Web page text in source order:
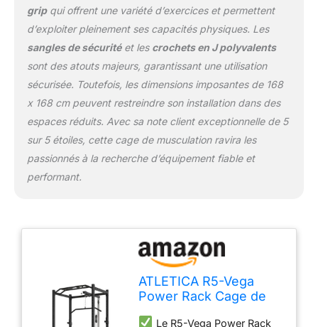
gripqui offrent une variété d’exercices et permettent
d’exploiter pleinement ses capacités physiques. Les
sangles de sécuritéet les crochets en J polyvalents
sont des atouts majeurs, garantissant une utilisation
sécurisée. Toutefois, les dimensions imposantes de 168
x 168 cm peuvent restreindre son installation dans des
espaces réduits. Avec sa note client exceptionnelle de 5
sur 5 étoiles, cette cage de musculation ravira les
passionnés à la recherche d’équipement fiable et
performant.
ATLETICA R5-Vega
Power Rack Cage de
Le R5-Vega Power Rack